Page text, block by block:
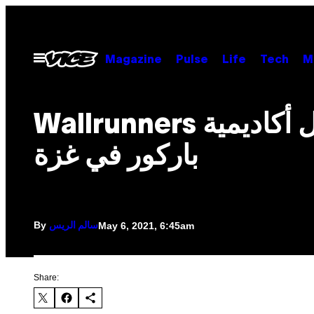
contentOpen
Menu
Magazine Pulse Life Tech
Wallrunners أول أكاديمية
باركور في غزة
By سالم الريسMay 6, 2021, 6:45am
Share: